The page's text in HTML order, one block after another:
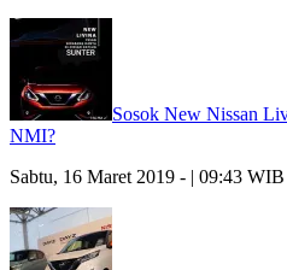
Sosok New Nissan
NMI?
Sabtu, 16 Maret 2019 - | 09:43 WIB